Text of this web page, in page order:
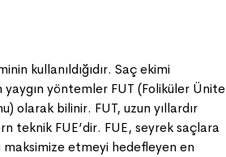
kullanıldığıdır. Saç ekimi
yöntemler FUT (Foliküler Ünite
olarak bilinir. FUT, uzun yıllardır
teknik FUE’dir. FUE, seyrek saçlara
etmeyi hedefleyen en